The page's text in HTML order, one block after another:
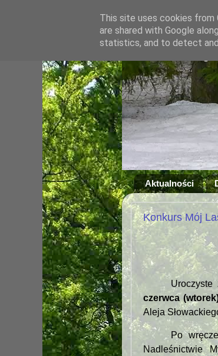
Aktualności
Konkurs Mój
czerwca
Aleja
Po
Nadleśnictwie
This site uses cookies from
are shared with Google
statistics, and to detect